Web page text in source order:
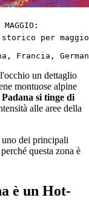
storico per
un dettaglio
montuose alpine
si tinge di
alle aree della
dei principali
questa zona è
è un Hot-